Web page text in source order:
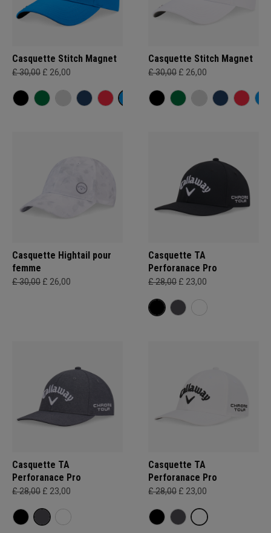
Casquette Stitch Magnet
£ 30,00 £ 26,00
Casquette Stitch Magnet
£ 30,00 £ 26,00
Casquette Hightail pour
femme
£ 30,00 £ 26,00
Casquette TA
Perforanace Pro
£ 28,00 £ 23,00
Casquette TA
Perforanace Pro
£ 28,00 £ 23,00
Casquette TA
Perforanace Pro
£ 28,00 £ 23,00